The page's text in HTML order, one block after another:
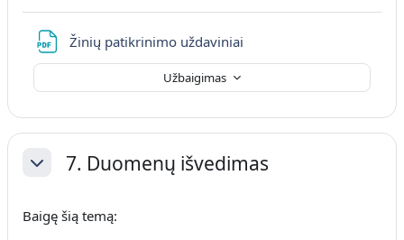
Žinių patikrinimo uždaviniai
Užbaigimas
Sutraukti7. Duomenų išvedimas
Baigę šią temą: